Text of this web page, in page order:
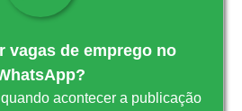
vagas de emprego no
acontecer a publicação